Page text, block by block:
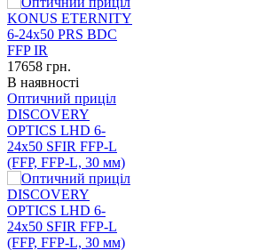
17658 грн.
В наявності
Оптичний приціл
DISCOVERY
OPTICS LHD 6-
24x50 SFIR FFP-L
(FFP, FFP-L, 30 мм)